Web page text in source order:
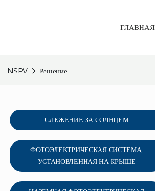
ГЛАВНАЯ
NSPV Решение
СЛЕЖЕНИЕ ЗА СОЛНЦЕМ
ФОТОЭЛЕКТРИЧЕСКАЯ СИСТЕМА,
УСТАНОВЛЕННАЯ НА КРЫШЕ